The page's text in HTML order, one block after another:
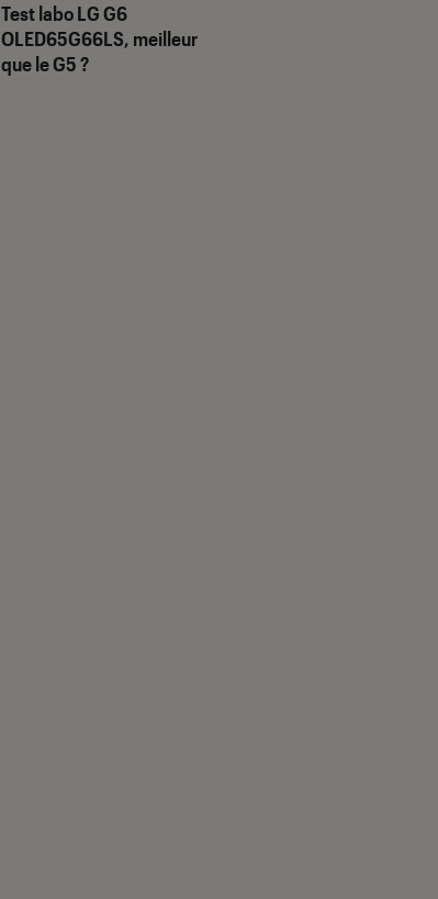
Test labo LG G6
OLED65G66LS, meilleur
que le G5 ?